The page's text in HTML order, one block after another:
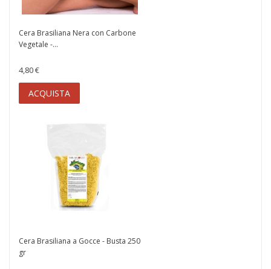
Cera Brasiliana Nera con Carbone
Vegetale -...
4,80 €
ACQUISTA
Cera Brasiliana a Gocce - Busta 250
gr